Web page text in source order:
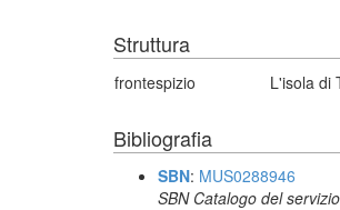
Struttura
frontespizio L'isola di
Bibliografia
SBN: MUS0288946
SBN Catalogo del